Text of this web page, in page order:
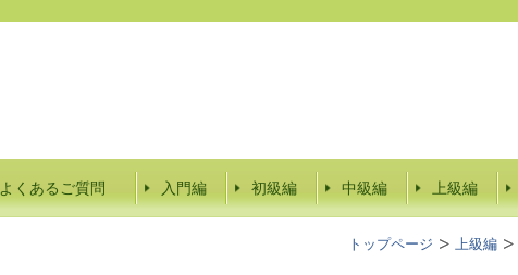
よくあるご質問 入門編 初級編 中級編 上級編
トップページ 上級編